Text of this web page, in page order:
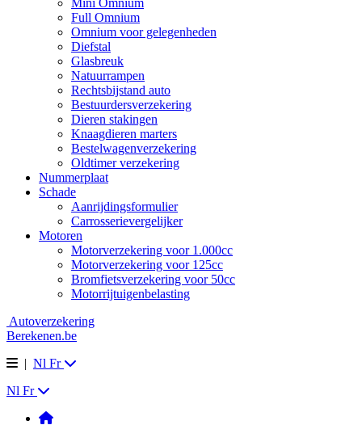
Mini Omnium
Full Omnium
Omnium voor gelegenheden
Diefstal
Glasbreuk
Natuurrampen
Rechtsbijstand auto
Bestuurdersverzekering
Dieren stakingen
Knaagdieren marters
Bestelwagenverzekering
Oldtimer verzekering
Nummerplaat
Schade
Aanrijdingsformulier
Carrosserievergelijker
Motoren
Motorverzekering voor 1.000cc
Motorverzekering voor 125cc
Bromfietsverzekering voor 50cc
Motorrijtuigenbelasting
Autoverzekering
Berekenen.be
| Nl Fr
Nl Fr